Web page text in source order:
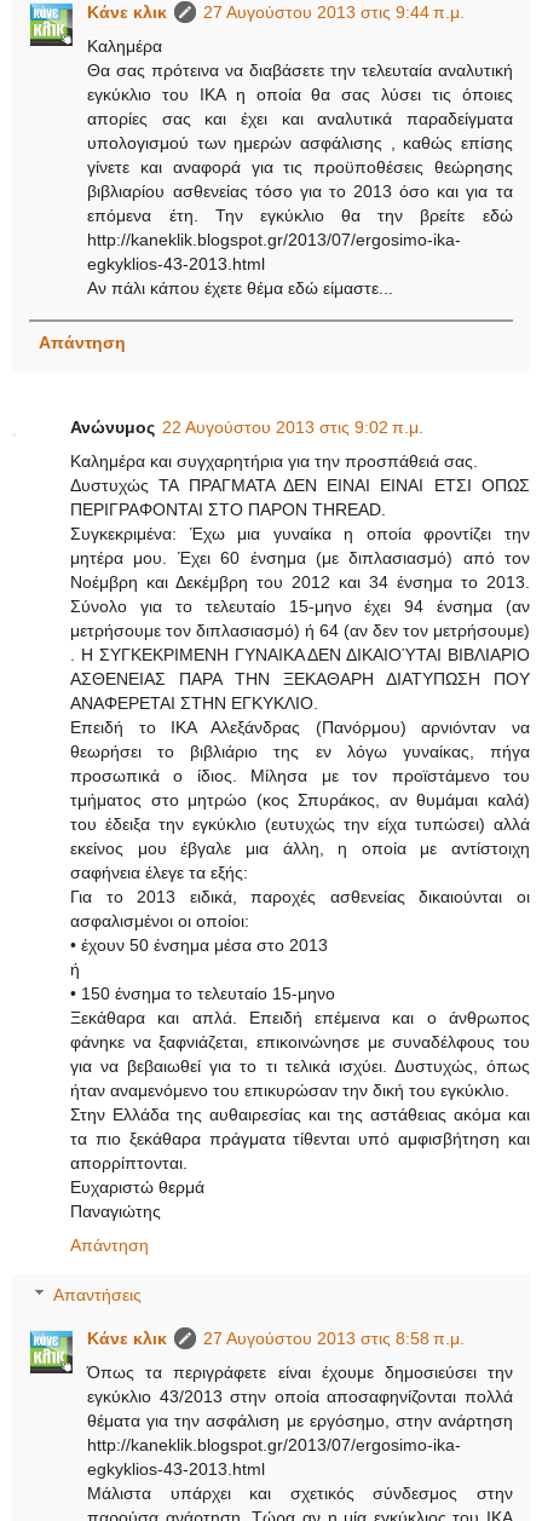
Κάνε κλικ
27 Αυγούστου 2013 στις 9:44 π.μ.
Καλημέρα
Θα σας πρότεινα να διαβάσετε την τελευταία αναλυτική
εγκύκλιο του ΙΚΑ η οποία θα σας λύσει τις όποιες
απορίες σας και έχει και αναλυτικά παραδείγματα
υπολογισμού των ημερών ασφάλισης , καθώς επίσης
γίνετε και αναφορά για τις προϋποθέσεις θεώρησης
βιβλιαρίου ασθενείας τόσο για το 2013 όσο και για τα
επόμενα έτη. Την εγκύκλιο θα την βρείτε εδώ
http://kaneklik.blogspot.gr/2013/07/ergosimo-ika-
egkyklios-43-2013.html
Αν πάλι κάπου έχετε θέμα εδώ είμαστε...
Απάντηση
Ανώνυμος 22 Αυγούστου 2013 στις 9:02 π.μ.
Καλημέρα και συγχαρητήρια για την προσπάθειά σας.
Δυστυχώς ΤΑ ΠΡΑΓΜΑΤΑ ΔΕΝ ΕΙΝΑΙ ΕΙΝΑΙ ΕΤΣΙ ΟΠΩΣ
ΠΕΡΙΓΡΑΦΟΝΤΑΙ ΣΤΟ ΠΑΡΟΝ THREAD.
Συγκεκριμένα: Έχω μια γυναίκα η οποία φροντίζει την
μητέρα μου. Έχει 60 ένσημα (με διπλασιασμό) από τον
Νοέμβρη και Δεκέμβρη του 2012 και 34 ένσημα το 2013.
Σύνολο για το τελευταίο 15-μηνο έχει 94 ένσημα (αν
μετρήσουμε τον διπλασιασμό) ή 64 (αν δεν τον μετρήσουμε)
. Η ΣΥΓΚΕΚΡΙΜΕΝΗ ΓΥΝΑΙΚΑ ΔΕΝ ΔΙΚΑΙΟΎΤΑΙ ΒΙΒΛΙΑΡΙΟ
ΑΣΘΕΝΕΙΑΣ ΠΑΡΑ ΤΗΝ ΞΕΚΑΘΑΡΗ ΔΙΑΤΥΠΩΣΗ ΠΟΥ
ΑΝΑΦΕΡΕΤΑΙ ΣΤΗΝ ΕΓΚΥΚΛΙΟ.
Επειδή το ΙΚΑ Αλεξάνδρας (Πανόρμου) αρνιόνταν να
θεωρήσει το βιβλιάριο της εν λόγω γυναίκας, πήγα
προσωπικά ο ίδιος. Μίλησα με τον προϊστάμενο του
τμήματος στο μητρώο (κος Σπυράκος, αν θυμάμαι καλά)
του έδειξα την εγκύκλιο (ευτυχώς την είχα τυπώσει) αλλά
εκείνος μου έβγαλε μια άλλη, η οποία με αντίστοιχη
σαφήνεια έλεγε τα εξής:
Για το 2013 ειδικά, παροχές ασθενείας δικαιούνται οι
ασφαλισμένοι οι οποίοι:
• έχουν 50 ένσημα μέσα στο 2013
ή
• 150 ένσημα το τελευταίο 15-μηνο
Ξεκάθαρα και απλά. Επειδή επέμεινα και ο άνθρωπος
φάνηκε να ξαφνιάζεται, επικοινώνησε με συναδέλφους του
για να βεβαιωθεί για το τι τελικά ισχύει. Δυστυχώς, όπως
ήταν αναμενόμενο του επικυρώσαν την δική του εγκύκλιο.
Στην Ελλάδα της αυθαιρεσίας και της αστάθειας ακόμα και
τα πιο ξεκάθαρα πράγματα τίθενται υπό αμφισβήτηση και
απορρίπτονται.
Ευχαριστώ θερμά
Παναγιώτης
Απάντηση
Απαντήσεις
Κάνε κλικ
27 Αυγούστου 2013 στις 8:58 π.μ.
Όπως τα περιγράφετε είναι έχουμε δημοσιεύσει την
εγκύκλιο 43/2013 στην οποία αποσαφηνίζονται πολλά
θέματα για την ασφάλιση με εργόσημο, στην ανάρτηση
http://kaneklik.blogspot.gr/2013/07/ergosimo-ika-
egkyklios-43-2013.html
Μάλιστα υπάρχει και σχετικός σύνδεσμος στην